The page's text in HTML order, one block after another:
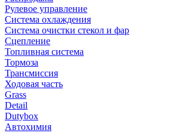
Рулевое управление
Система охлаждения
Система очистки стекол и фар
Сцепление
Топливная система
Тормоза
Трансмиссия
Ходовая часть
Grass
Detail
Dutybox
Автохимия